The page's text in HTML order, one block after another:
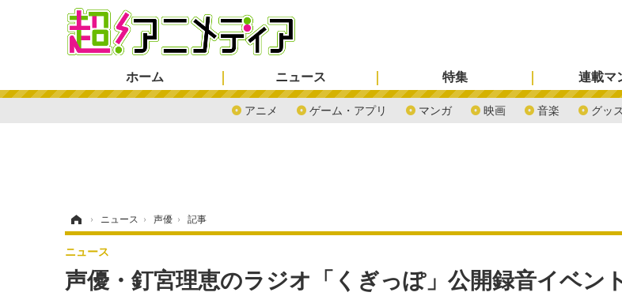
ホーム ニュース
アニメ ゲーム・アプリ マンガ 映画 音楽 グッ
特集 連載マ
› ニュース › 声優 › 記事
声優・釘宮理恵のラジオ「くぎっぽ」公開録音イベン
ニュース